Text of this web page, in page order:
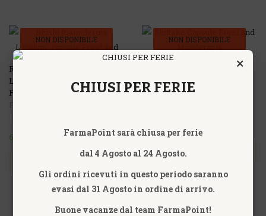
NON DISPONIBILE
-4%
REISHI (GANODERMA
LUCIDUM) CAPSULE
FREELAND
62,40€
NON DISPONIBILE
-4%
FREELAND MICOTERAPIA
FreeLand
ACQUISTA
×
CHIUSI PER FERIE
FarmaPoint sarà chiusa per ferie
dal 4 Agosto al 24 Agosto.
Gli ordini ricevuti in questo periodo saranno
evasi dal 31 Agosto in ordine di arrivo.
Buone vacanze dal team FarmaPoint!